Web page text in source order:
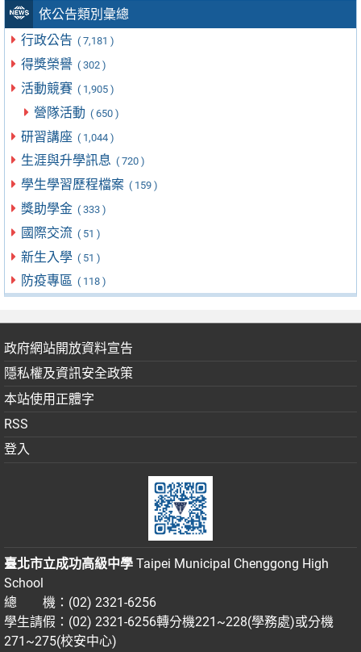
依公告類別彙總
行政公告 ( 7,181 )
得獎榮譽 ( 302 )
活動競賽 ( 1,905 )
營隊活動 ( 650 )
研習講座 ( 1,044 )
生涯與升學訊息 ( 720 )
學生學習歷程檔案 ( 159 )
獎助學金 ( 333 )
國際交流 ( 51 )
新生入學 ( 51 )
防疫專區 ( 118 )
政府網站開放資料宣告
隱私權及資訊安全政策
本站使用正體字
RSS
登入
臺北市立成功高級中學 Taipei Municipal Chenggong High
School
總 機：(02) 2321-6256
學生請假：(02) 2321-6256轉分機221~228(學務處)或分機
271~275(校安中心)